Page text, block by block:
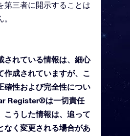
第三者に開示することは
されている情報は、細心
作成されていますが、こ
確性および完全性につい
Register®は一切責任
こうした情報は、追って
なく変更される場合があ